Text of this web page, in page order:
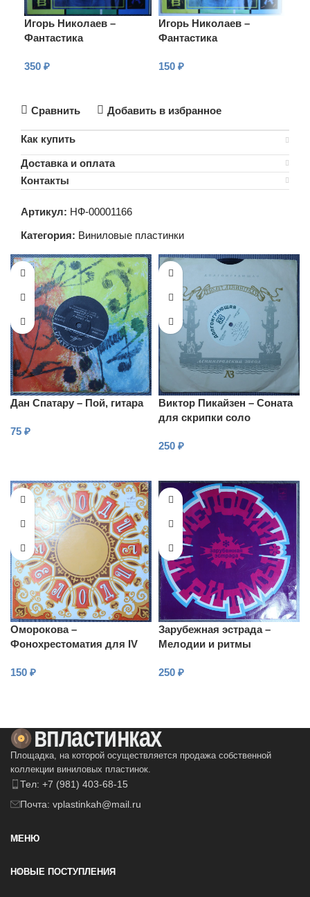
Игорь Николаев –
Фантастика
350 ₽
Игорь Николаев –
Фантастика
150 ₽
Сравнить Добавить в избранное
Как купить
Доставка и оплата
Контакты
Артикул: НФ-00001166
Категория: Виниловые пластинки
Дан Спатару – Пой, гитара
75 ₽
Виктор Пикайзен – Соната
для скрипки соло
250 ₽
Оморокова –
Фонохрестоматия для IV
150 ₽
Зарубежная эстрада –
Мелодии и ритмы
250 ₽
Площадка, на которой осуществляется продажа собственной
коллекции виниловых пластинок.
Тел: +7 (981) 403-68-15
Почта: vplastinkah@mail.ru
МЕНЮ
НОВЫЕ ПОСТУПЛЕНИЯ